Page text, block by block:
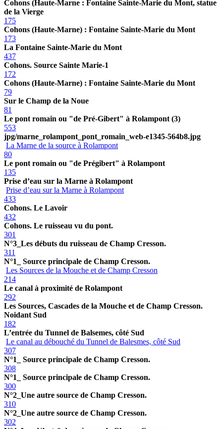
Cohons (Haute-Marne : Fontaine Sainte-Marie du Mont, statue
de la Vierge
175
Cohons (Haute-Marne) : Fontaine Sainte-Marie du Mont
173
La Fontaine Sainte-Marie du Mont
437
Cohons. Source Sainte Marie-1
172
Cohons (Haute-Marne) : Fontaine Sainte-Marie du Mont
79
Sur le Champ de la Noue
81
Le pont romain ou "de Pré-Gibert" à Rolampont (3)
553
jpg/marne_rolampont_pont_romain_web-e1345-564b8.jpg
La Marne de la source à Rolampont
80
Le pont romain ou "de Prégibert" à Rolampont
135
Prise d’eau sur la Marne à Rolampont
Prise d’eau sur la Marne à Rolampont
433
Cohons. Le Lavoir
432
Cohons. Le ruisseau vu du pont.
301
N°3_Les débuts du ruisseau de Champ Cresson.
311
N°1_ Source principale de Champ Cresson.
Les Sources de la Mouche et de Champ Cresson
214
Le canal à proximité de Rolampont
292
Les Sources, Cascades de la Mouche et de Champ Cresson.
Noidant Sud
182
L’entrée du Tunnel de Balsemes, côté Sud
Le canal au débouché du Tunnel de Balesmes, côté Sud
307
N°1_ Source principale de Champ Cresson.
308
N°1_ Source principale de Champ Cresson.
300
N°2_Une autre source de Champ Cresson.
310
N°2_Une autre source de Champ Cresson.
302